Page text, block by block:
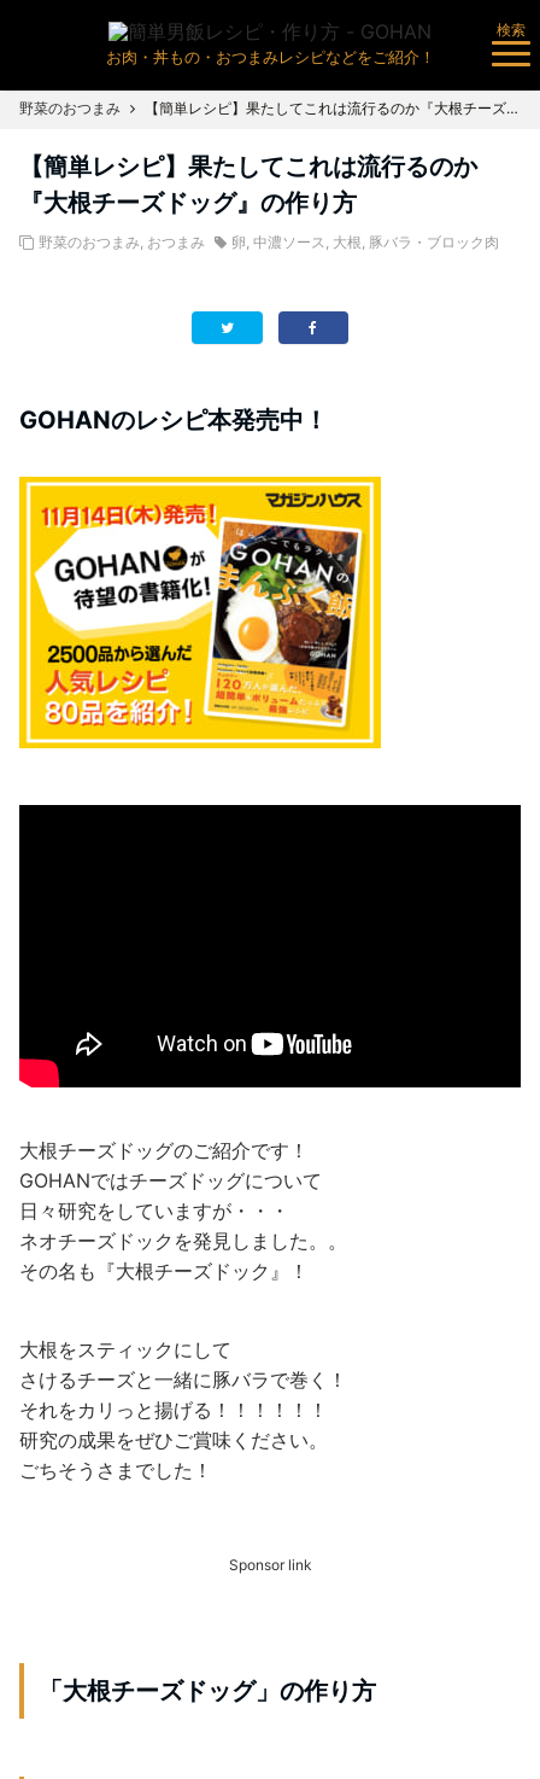
お肉・丼もの・おつまみレシピなどをご紹介！
検索
野菜のおつまみ 【簡単レシピ】果たしてこれは流行るのか『大根チーズドッグ』の作り方
【簡単レシピ】果たしてこれは流行るのか
『大根チーズドッグ』の作り方
野菜のおつまみ, おつまみ 卵, 中濃ソース, 大根, 豚バラ・ブロック肉
GOHANのレシピ本発売中！
大根チーズドッグのご紹介です！
GOHANではチーズドッグについて
日々研究をしていますが・・・
ネオチーズドックを発見しました。。
その名も『大根チーズドック』！
大根をスティックにして
さけるチーズと一緒に豚バラで巻く！
それをカリっと揚げる！！！！！！
研究の成果をぜひご賞味ください。
ごちそうさまでした！
Sponsor link
「大根チーズドッグ」の作り方